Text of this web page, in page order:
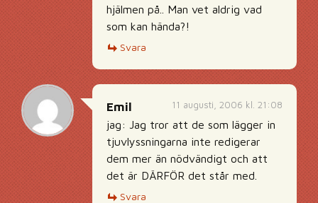
hjälmen på.. Man vet aldrig vad
som kan hända?!
Svara
11 augusti, 2006 kl. 21:08
Emil
jag: Jag tror att de som lägger in
tjuvlyssningarna inte redigerar
dem mer än nödvändigt och att
det är DÄRFÖR det står med.
Svara